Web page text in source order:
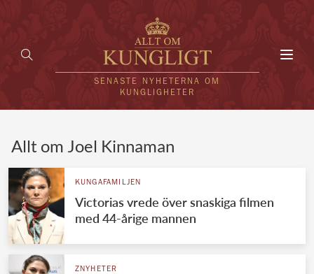
SENASTE NYHETERNA OM
KUNGLIGHETER
UTLÄNDSKT
VÄRLDENS KUNGAHUS
Allt om Joel Kinnaman
KUNGAFAMILJEN
Victorias vrede över snaskiga filmen
med 44-årige mannen
ZNYHETER